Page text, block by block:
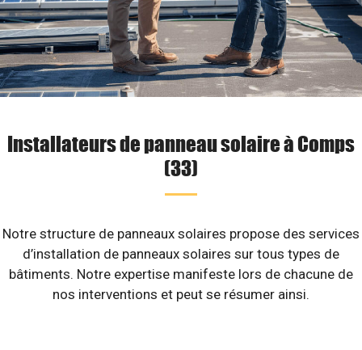
Installateurs de panneau solaire à Comps
(33)
Notre structure de panneaux solaires propose des services
d’installation de panneaux solaires sur tous types de
bâtiments. Notre expertise manifeste lors de chacune de
nos interventions et peut se résumer ainsi.